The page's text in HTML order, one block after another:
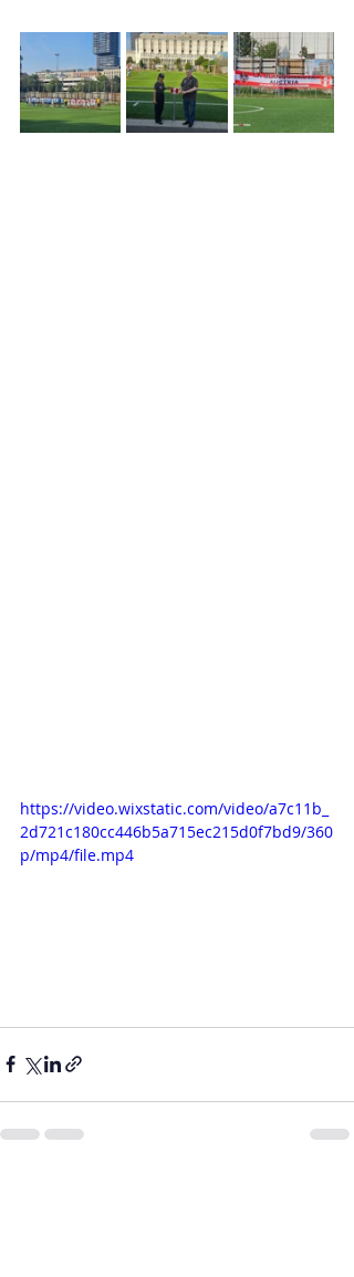
https://video.wixstatic.com/video/a7c11b_
2d721c180cc446b5a715ec215d0f7bd9/360
p/mp4/file.mp4